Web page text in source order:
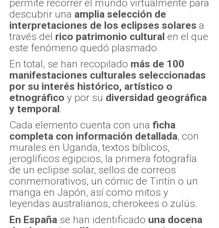
Se trata de un mapamundi interactivoque
permite recorrer el mundo virtualmente para
descubrir unaamplia selección de
interpretaciones de los eclipses solaresa
través del rico patrimonio cultural
este fenómeno quedó plasmado.
En total, se han recopiladomás de 100
manifestaciones culturales seleccionadas
por su interés histórico, artístico o
etnográfico
y temporal.
Cada elemento cuenta con unaficha
completa con información detallada, con
murales en Uganda, textos bíblicos,
jeroglíficos egipcios, la primera fotografía
de un eclipse solar, sellos de correos
conmemorativos, un cómic de Tintín o un
manga en Japón, así como mitos y
leyendas australianos, cherokees o zulús.